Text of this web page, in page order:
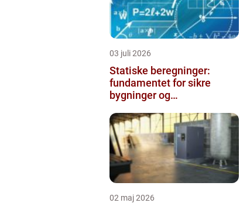
03 juli 2026
Statiske beregninger:
fundamentet for sikre
bygninger og
02 maj 2026